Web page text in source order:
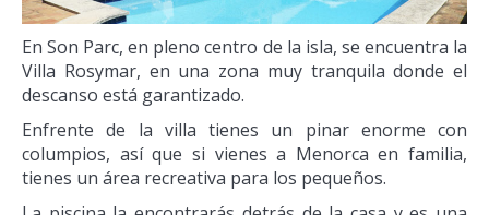
En Son Parc, en pleno centro de la isla, se encuentra la
Villa Rosymar, en una zona muy tranquila donde el
descanso está garantizado.
Enfrente de la villa tienes un pinar enorme con
columpios, así que si vienes a Menorca en familia,
tienes un área recreativa para los pequeños.